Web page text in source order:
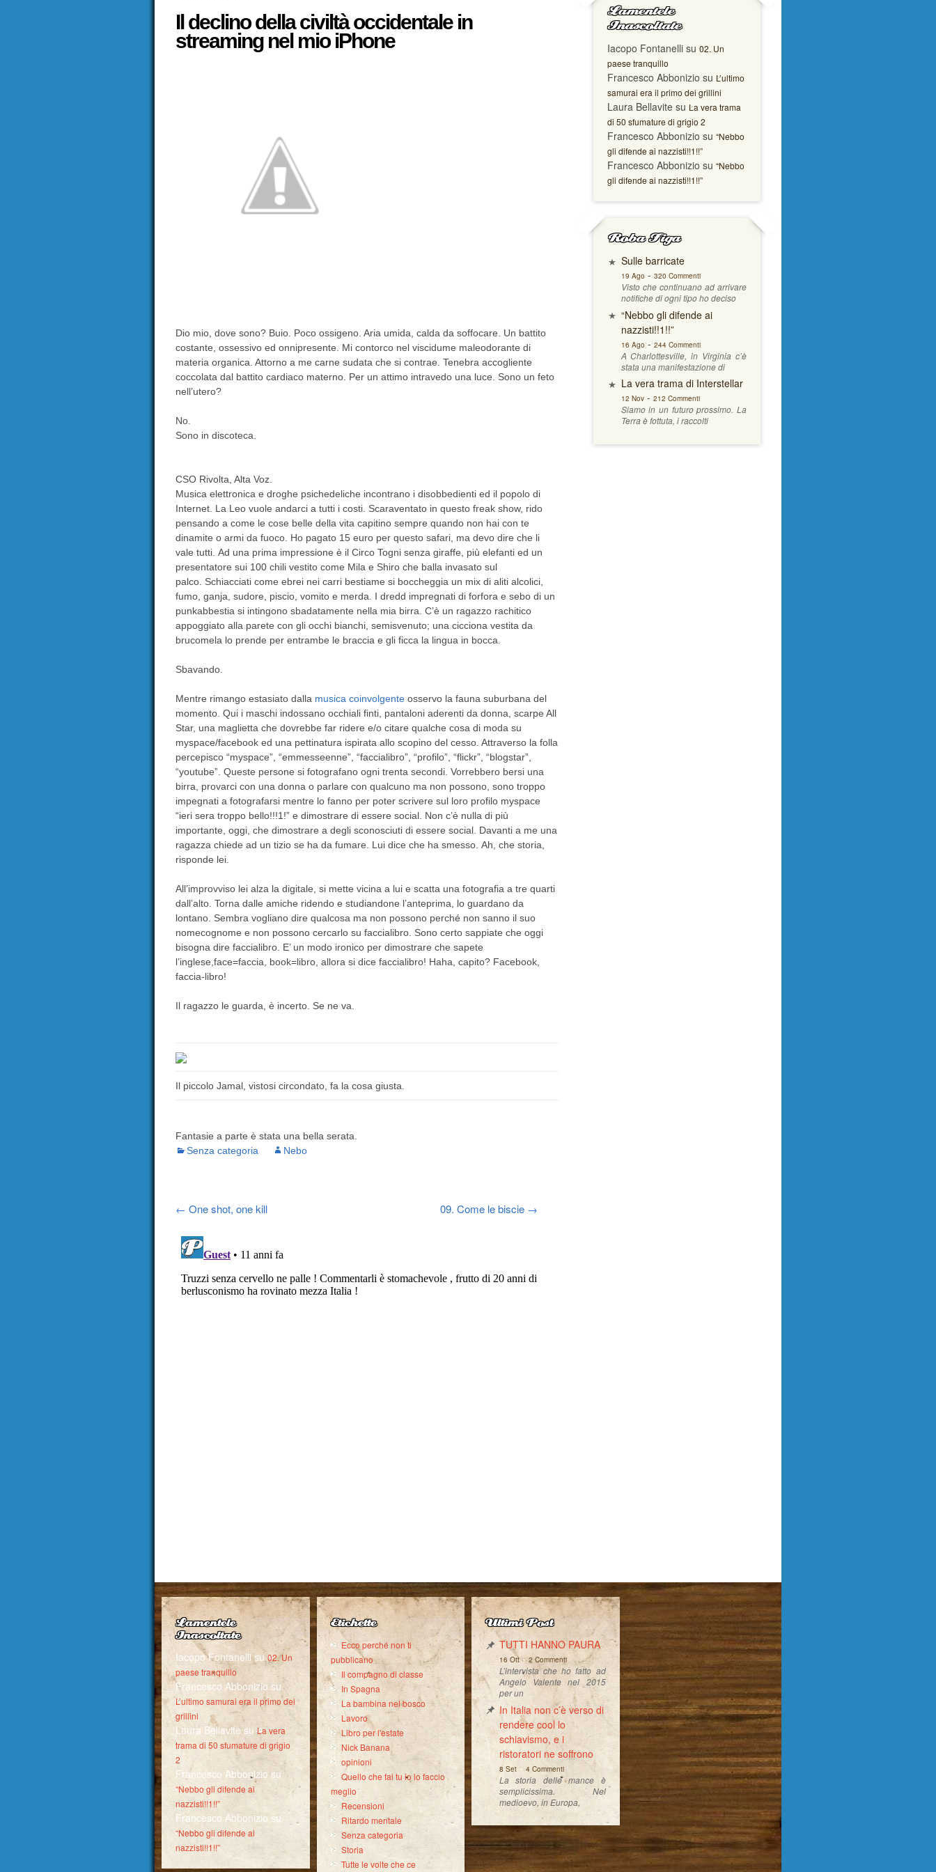
Il declino della civiltà occidentale in
streaming nel mio iPhone
Dio mio, dove sono? Buio. Poco ossigeno. Aria umida, calda da soffocare. Un battito
costante, ossessivo ed onnipresente. Mi contorco nel viscidume maleodorante di
materia organica. Attorno a me carne sudata che si contrae. Tenebra accogliente
coccolata dal battito cardiaco materno. Per un attimo intravedo una luce. Sono un feto
nell’utero?
No.
Sono in discoteca.
CSO Rivolta, Alta Voz.
Musica elettronica e droghe psichedeliche incontrano i disobbedienti ed il popolo di
Internet. La Leo vuole andarci a tutti i costi. Scaraventato in questo freak show, rido
pensando a come le cose belle della vita capitino sempre quando non hai con te
dinamite o armi da fuoco. Ho pagato 15 euro per questo safari, ma devo dire che li
vale tutti. Ad una prima impressione è il Circo Togni senza giraffe, più elefanti ed un
presentatore sui 100 chili vestito come Mila e Shiro che balla invasato sul
palco. Schiacciati come ebrei nei carri bestiame si boccheggia un mix di aliti alcolici,
fumo, ganja, sudore, piscio, vomito e merda. I dredd impregnati di forfora e sebo di un
punkabbestia si intingono sbadatamente nella mia birra. C’è un ragazzo rachitico
appoggiato alla parete con gli occhi bianchi, semisvenuto; una cicciona vestita da
brucomela lo prende per entrambe le braccia e gli ficca la lingua in bocca.
Sbavando.
Mentre rimango estasiato dalla musica coinvolgente osservo la fauna suburbana del
momento. Qui i maschi indossano occhiali finti, pantaloni aderenti da donna, scarpe All
Star, una maglietta che dovrebbe far ridere e/o citare qualche cosa di moda su
myspace/facebook ed una pettinatura ispirata allo scopino del cesso. Attraverso la folla
percepisco “myspace”, “emmesseenne”, “faccialibro”, “profilo”, “flickr”, “blogstar”,
“youtube”. Queste persone si fotografano ogni trenta secondi. Vorrebbero bersi una
birra, provarci con una donna o parlare con qualcuno ma non possono, sono troppo
impegnati a fotografarsi mentre lo fanno per poter scrivere sul loro profilo myspace
“ieri sera troppo bello!!!1!” e dimostrare di essere social. Non c’è nulla di più
importante, oggi, che dimostrare a degli sconosciuti di essere social. Davanti a me una
ragazza chiede ad un tizio se ha da fumare. Lui dice che ha smesso. Ah, che storia,
risponde lei.
All’improvviso lei alza la digitale, si mette vicina a lui e scatta una fotografia a tre quarti
dall’alto. Torna dalle amiche ridendo e studiandone l’anteprima, lo guardano da
lontano. Sembra vogliano dire qualcosa ma non possono perché non sanno il suo
nomecognome e non possono cercarlo su faccialibro. Sono certo sappiate che oggi
bisogna dire faccialibro. E’ un modo ironico per dimostrare che sapete
l’inglese,face=faccia, book=libro, allora si dice faccialibro! Haha, capito? Facebook,
faccia-libro!
Il ragazzo le guarda, è incerto. Se ne va.
Il piccolo Jamal, vistosi circondato, fa la cosa giusta.
Fantasie a parte è stata una bella serata.
Senza categoria
Nebo
Post
navigation
← One shot, one kill 09. Come le biscie →
Lamentele
Inascoltate
Iacopo Fontanelli su 02. Un
paese tranquillo
Francesco Abbonizio su L’ultimo
samurai era il primo dei grillini
Laura Bellavite su La vera trama
di 50 sfumature di grigio 2
Francesco Abbonizio su “Nebbo
gli difende ai nazzisti!!1!!”
Francesco Abbonizio su “Nebbo
gli difende ai nazzisti!!1!!”
Roba Figa
Sulle barricate
19 Ago - 320 Commenti
Visto che continuano ad arrivare
notifiche di ogni tipo ho deciso
“Nebbo gli difende ai
nazzisti!!1!!”
16 Ago - 244 Commenti
A Charlottesville, in Virginia c’è
stata una manifestazione di
La vera trama di Interstellar
12 Nov- 212 Commenti
Siamo in un futuro prossimo. La
Terra è fottuta, i raccolti
Lamentele
Inascoltate
Iacopo Fontanellisu02. Un
paese tranquillo
Francesco Abbonizio su
L’ultimo samurai era il primo dei
grillini
Laura Bellavite su La vera
trama di 50 sfumature di grigio
2
Francesco Abbonizio su
“Nebbo gli difende ai
nazzisti!!1!!”
Francesco Abbonizio su
“Nebbo gli difende ai
nazzisti!!1!!”
Etichette
Ecco perché non ti
pubblicano
Il compagno di classe
In Spagna
La bambina nel bosco
Lavoro
Libro per l'estate
Nick Banana
opinioni
Quello che fai tu io lo faccio
meglio
Recensioni
Ritardo mentale
Senza categoria
Storia
Tutte le volte che ce
Ultimi Post
TUTTI HANNO PAURA
16 Ott-2 Commenti
L’intervista che ho fatto ad
Angelo Valente nel 2015
per un
In Italia non c’è verso di
rendere cool lo
schiavismo, e i
ristoratori ne soffrono
8 Set- 4 Commenti
La storia delle mance è
semplicissima. Nel
medioevo, in Europa,